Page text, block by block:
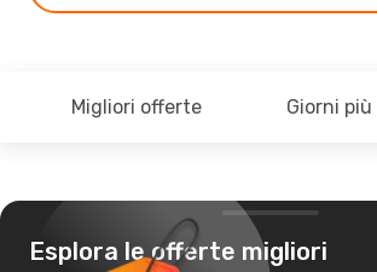
Migliori offerte Giorni
Esplora le offerte migliori